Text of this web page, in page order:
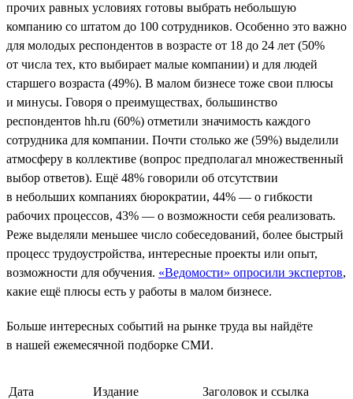
прочих равных условиях готовы выбрать небольшую
компанию со штатом до 100 сотрудников. Особенно это важно
для молодых респондентов в возрасте от 18 до 24 лет (50%
от числа тех, кто выбирает малые компании) и для людей
старшего возраста (49%). В малом бизнесе тоже свои плюсы
и минусы. Говоря о преимуществах, большинство
респондентов hh.ru (60%) отметили значимость каждого
сотрудника для компании. Почти столько же (59%) выделили
атмосферу в коллективе (вопрос предполагал множественный
выбор ответов). Ещё 48% говорили об отсутствии
в небольших компаниях бюрократии, 44% — о гибкости
рабочих процессов, 43% — о возможности себя реализовать.
Реже выделяли меньшее число собеседований, более быстрый
процесс трудоустройства, интересные проекты или опыт,
возможности для обучения. «Ведомости» опросили экспертов,
какие ещё плюсы есть у работы в малом бизнесе.
Больше интересных событий на рынке труда вы найдёте
в нашей ежемесячной подборке СМИ.
Дата Издание Заголовок и ссылка